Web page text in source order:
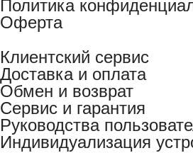
Политика
Оферта
Клиентский сервис
Доставка и оплата
Обмен и возврат
Сервис и гарантия
Руководства
Индивидуализация